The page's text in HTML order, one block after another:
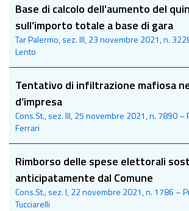
Base di calcolo dell'aumento del
sull’importo totale a base di gara
Tar Palermo, sez. III, 23 novembre 2021, n.
Lento
Tentativo di infiltrazione mafiosa
d’impresa
Cons.St., sez. III, 25 novembre 2021, n. 7890 –
Ferrari
Rimborso delle spese elettorali
anticipatamente dal Comune
Cons.St., sez. I, 22 novembre 2021, n. 1786 –
Tucciarelli